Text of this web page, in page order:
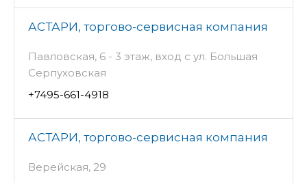
АСТАРИ, торгово-сервисная компания
Павловская, 6 - 3 этаж, вход с ул. Большая
Серпуховская
+7495-661-4918
АСТАРИ, торгово-сервисная компания
Верейская, 29